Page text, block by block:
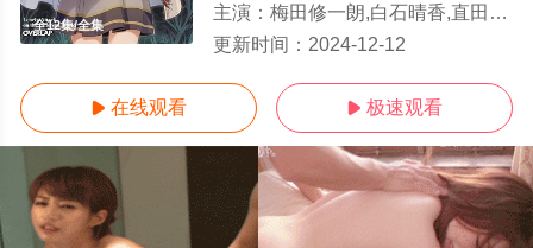
全12集/全集
主演： 梅田修一朗,白石晴香,直田姬奈,夏目响平,峰田大梦,山口智广,阿部里果,高尾奏音,高桥麻里,菅野真衣,中岛由贵,岩桥由佳
更新时间： 2024-12-12
 在线观看  极速观看